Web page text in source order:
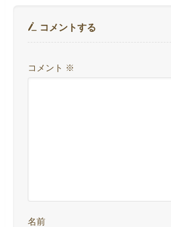
コメントする
コメント ※
名前